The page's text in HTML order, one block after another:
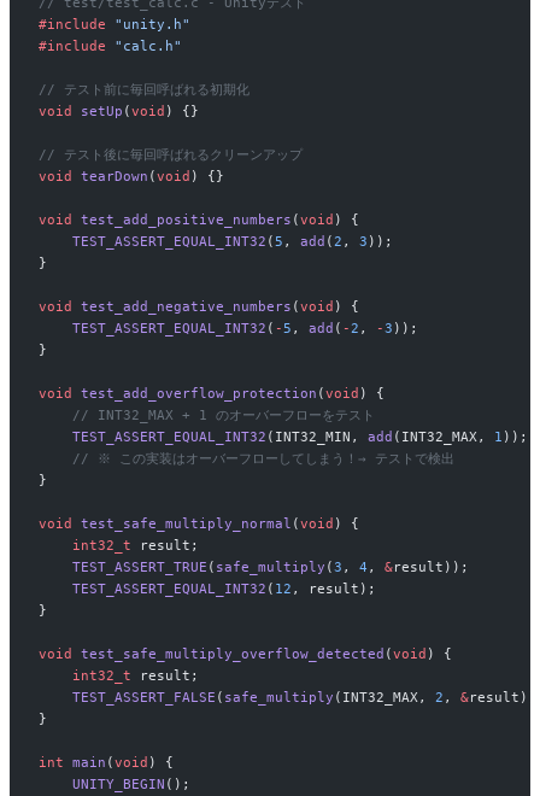
#include "unity.h"
#include "calc.h"
// テスト前に毎回呼ばれる初期化
void
setUp (void ) {}
// テスト後に毎回呼ばれるクリーンアップ
void
tearDown (void ) {}
void test_add_positive_numbers (void ) {
    TEST_ASSERT_EQUAL_INT32
( 5 , add (2 , 3 ));
}
void test_add_negative_numbers (void ) {
    TEST_ASSERT_EQUAL_INT32
( - 5 , add ( -2 , -3 ));
}
void test_add_overflow_protection (void ) {
    // INT32_MAX + 1 のオーバーフローをテスト
    TEST_ASSERT_EQUAL_INT32
(INT32_MIN, add (INT32_MAX, 1 ));
    // ※ この実装はオーバーフローしてしまう！→ テストで検出
}
void test_safe_multiply_normal (void ) {
    int32_t
result;
    TEST_ASSERT_TRUE
( safe_multiply (3 , 4 , &result));
    TEST_ASSERT_EQUAL_INT32
( 12 , result);
}
void test_safe_multiply_overflow_detected (void ) {
    int32_t
result;
    TEST_ASSERT_FALSE
( safe_multiply (INT32_MAX, 2 , &
}
int main (void ) {
    UNITY_BEGIN
();